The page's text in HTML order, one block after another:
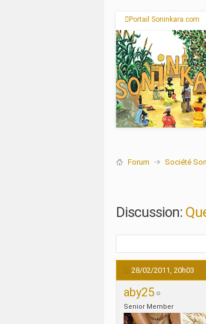
Portail Soninkara.com
Forum Société
Discussion:
28/02/2011, 20h03
aby25
Senior Member